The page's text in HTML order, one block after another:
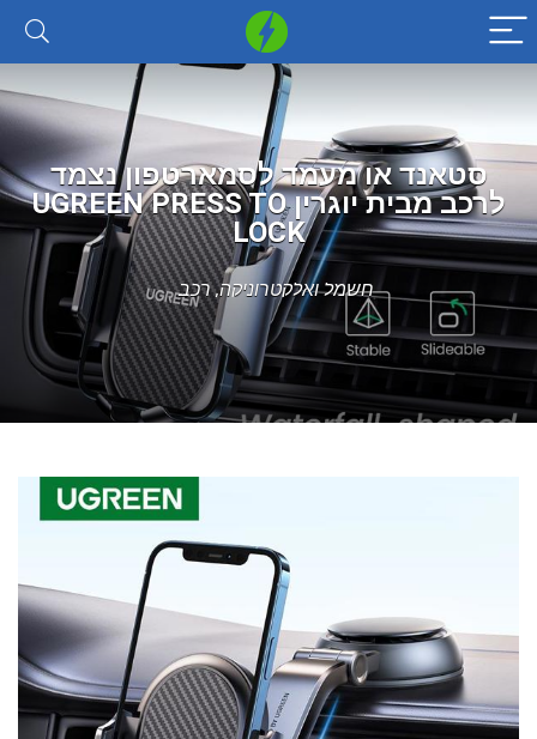
סטאנד או מעמד לסמארטפון נצמד
לרכב מבית יוגרין UGREEN PRESS TO
LOCK
חשמל ואלקטרוניקה,רכב